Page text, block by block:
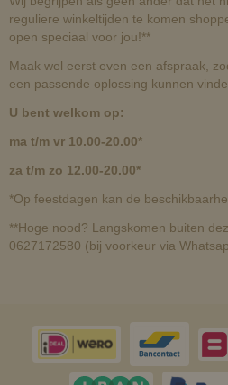
reguliere winkeltijden te komen
open speciaal voor jou!**
Maak wel eerst even een afspraak,
een passende oplossing kunnen
U bent welkom op:
ma t/m vr 10.00-20.00*
za t/m zo 12.00-20.00*
*Op feestdagen kan de
**Hoge nood? Langskomen buiten
0627172580 (bij voorkeur via